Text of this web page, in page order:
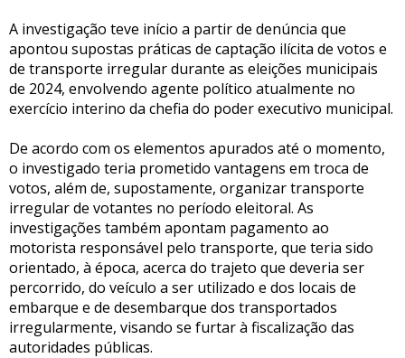
A investigação teve início a partir de denúncia que
apontou supostas práticas de captação ilícita de votos e
de transporte irregular durante as eleições municipais
de 2024, envolvendo agente político atualmente no
exercício interino da chefia do poder executivo municipal.
De acordo com os elementos apurados até o momento,
o investigado teria prometido vantagens em troca de
votos, além de, supostamente, organizar transporte
irregular de votantes no período eleitoral. As
investigações também apontam pagamento ao
motorista responsável pelo transporte, que teria sido
orientado, à época, acerca do trajeto que deveria ser
percorrido, do veículo a ser utilizado e dos locais de
embarque e de desembarque dos transportados
irregularmente, visando se furtar à fiscalização das
autoridades públicas.